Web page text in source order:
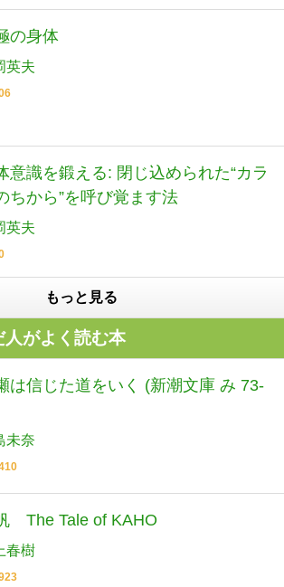
の身体
英夫
意識を鍛える: 閉じ込められた“カラ
ちから”を呼び覚ます法
英夫
もっと見る
人がよく読む本
は信じた道をいく (新潮文庫 み 73-
未奈
The Tale of KAHO
春樹